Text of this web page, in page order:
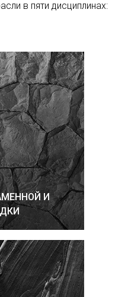
в пяти дисциплинах:
И